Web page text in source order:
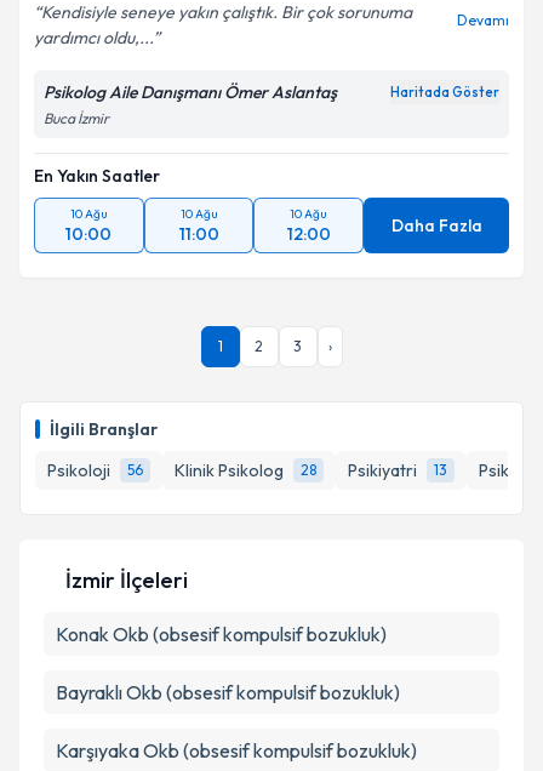
İlgili Branşlar
Psikoloji
56 Klinik Psikolog 28 Psikiyatri 13
Kendisiyle seneye yakın çalıştık. Bir çok sorunuma
yardımcı oldu,...
Devamı
Psikolog Aile Danışmanı Ömer Aslantaş Haritada Göster
Buca İzmir
En Yakın Saatler
10 Ağu
10:00
10 Ağu
11:00
10 Ağu
12:00 Daha Fazla
1 2 3 ›
İzmir İlçeleri
Konak Okb (obsesif kompulsif bozukluk)
BayraklıOkb (obsesif kompulsif bozukluk)
KarşıyakaOkb (obsesif kompulsif bozukluk)